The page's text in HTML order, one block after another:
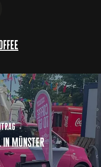
münster